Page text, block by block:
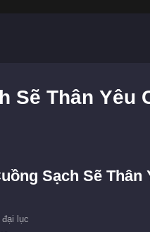
Sẽ Thân Yêu
Sạch Sẽ Thân
lục